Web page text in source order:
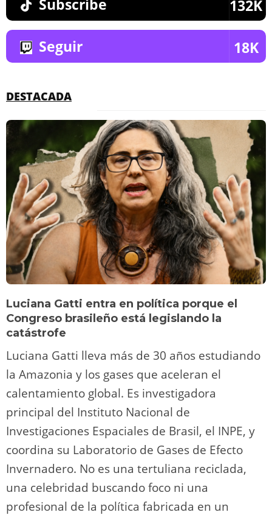
Subscribe 132K
Seguir 18K
DESTACADA
Luciana Gatti entra en política porque el
Congreso brasileño está legislando la
catástrofe
Luciana Gatti lleva más de 30 años estudiando
la Amazonia y los gases que aceleran el
calentamiento global. Es investigadora
principal del Instituto Nacional de
Investigaciones Espaciales de Brasil, el INPE, y
coordina su Laboratorio de Gases de Efecto
Invernadero. No es una tertuliana reciclada,
una celebridad buscando foco ni una
profesional de la política fabricada en un